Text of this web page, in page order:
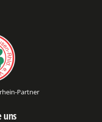
Partner
uns